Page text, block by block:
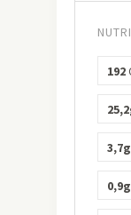
192
3,7g
0,9g